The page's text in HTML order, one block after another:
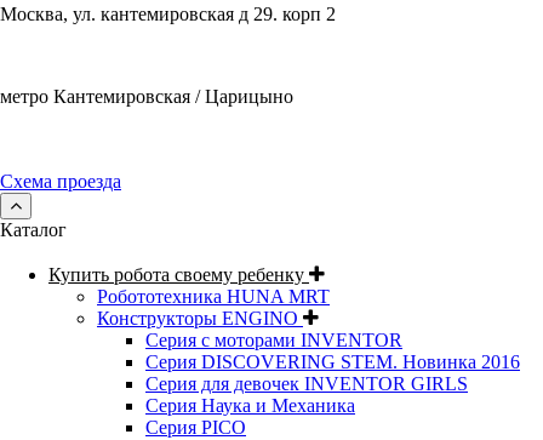
Москва, ул. кантемировская д 29. корп 2
метро Кантемировская / Царицыно
Схема проезда
Каталог
Купить робота своему ребенку
Робототехника HUNA MRT
Конструкторы ENGINO
Серия с моторами INVENTOR
Серия DISCOVERING STEM. Новинка 2016
Серия для девочек INVENTOR GIRLS
Серия Наука и Механика
Серия PICO